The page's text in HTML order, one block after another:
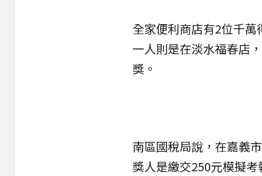
全家便利商店有2位千
一人則是在淡水福春店
獎。
南區國稅局說，在嘉義
獎人是繳交250元模擬考